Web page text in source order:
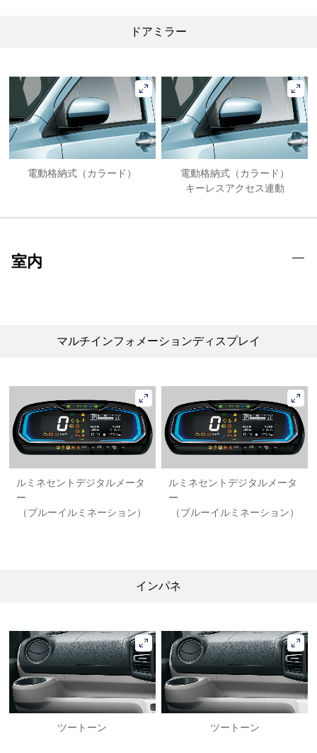
ドアミラー
電動格納式（カラード）
電動格納式（カラード）
キーレスアクセス連動
室内
マルチインフォメーションディスプレイ
ルミネセントデジタルメータ
ー
（ブルーイルミネーション）
ルミネセントデジタルメータ
ー
（ブルーイルミネーション）
インパネ
ツートーン ツートーン